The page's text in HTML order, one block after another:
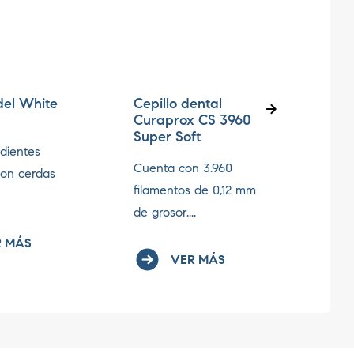
White
cerdas
MÁS
Cepillo dental
Curaprox CS 3960
Super Soft
Cuenta con 3.960
filamentos de 0,12 mm
de grosor....
VER MÁS